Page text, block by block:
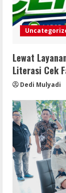
Lewat
Literasi Cek
Dedi Mulyadi